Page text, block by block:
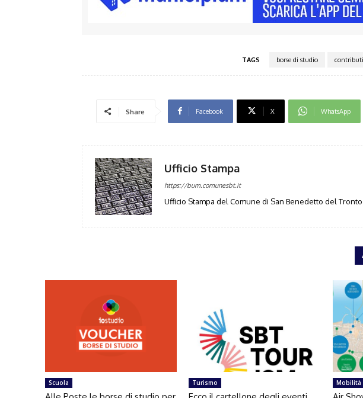
TAGS borse di studio contributi
Share Facebook X WhatsApp
Ufficio Stampa
https://bum.comunesbt.it
Ufficio Stampa del Comune di San Benedetto del Tronto
Scuola Turismo Mobilità